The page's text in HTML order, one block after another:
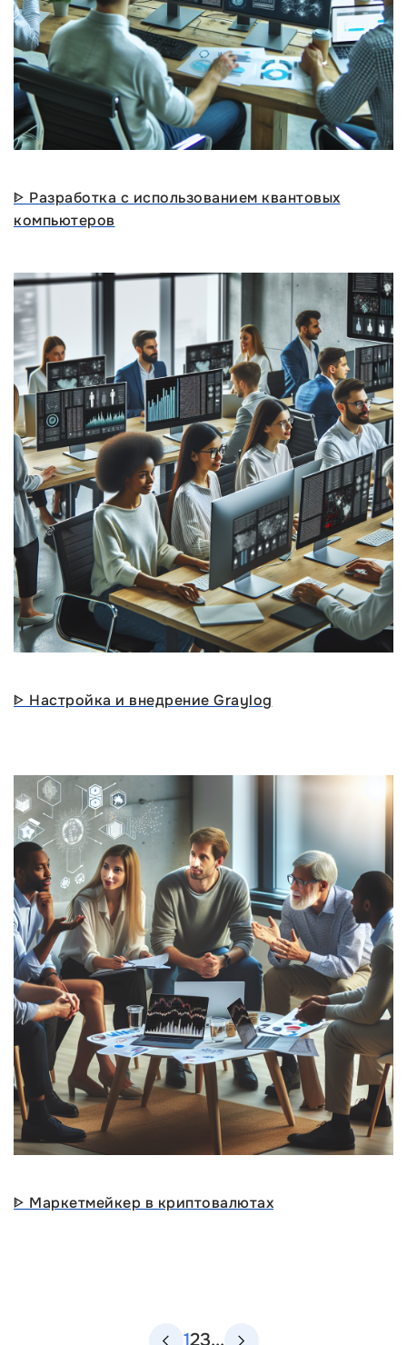
ᐈ Разработка с использованием квантовых
компьютеров
ᐈ Настройка и внедрение Graylog
ᐈ Маркетмейкер в криптовалютах
123...